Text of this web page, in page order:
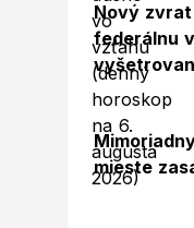
Nový
federálnu
Foto
mieste